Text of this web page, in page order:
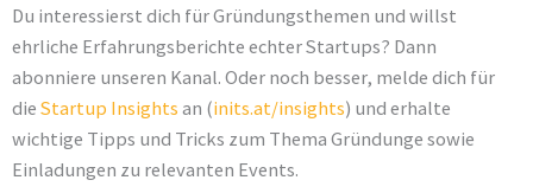
Du interessierst dich für Gründungsthemen und willst
ehrliche Erfahrungsberichte echter Startups? Dann
abonniere unseren Kanal. Oder noch besser, melde dich für
die Startup Insights an (inits.at/insights) und erhalte
wichtige Tipps und Tricks zum Thema Gründunge sowie
Einladungen zu relevanten Events.